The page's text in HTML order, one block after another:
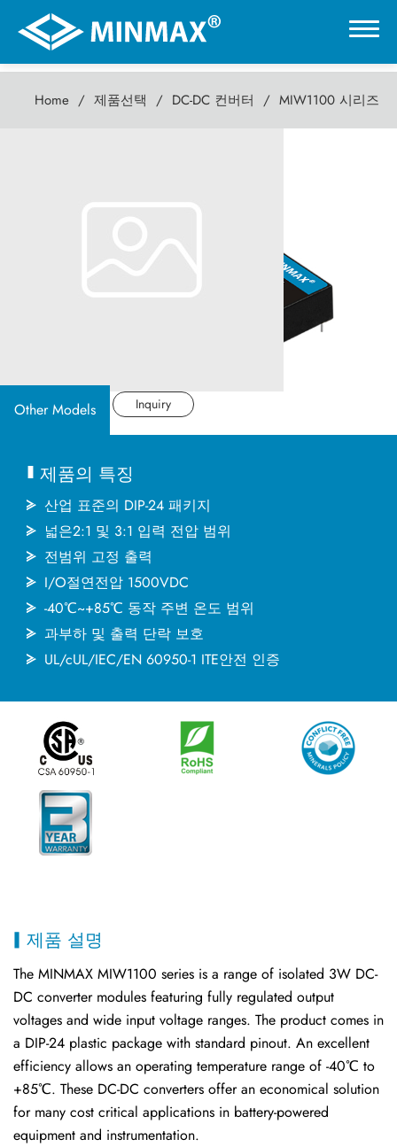
Home 제품선택 DC-DC 컨버터 MIW1100 시리즈
Other Models
데이터시트 Inquiry
제품의 특징
산업 표준의 DIP-24 패키지
넓은2:1 및 3:1 입력 전압 범위
전범위 고정 출력
I/O절연전압 1500VDC
-40℃~+85℃ 동작 주변 온도 범위
과부하 및 출력 단락 보호
UL/cUL/IEC/EN 60950-1 ITE안전 인증
제품 설명
The MINMAX MIW1100 series is a range of isolated 3W DC-
DC converter modules featuring fully regulated output
voltages and wide input voltage ranges. The product comes in
a DIP-24 plastic package with standard pinout. An excellent
efficiency allows an operating temperature range of -40℃ to
+85℃. These DC-DC converters offer an economical solution
for many cost critical applications in battery-powered
equipment and instrumentation.
0
DC-DC 컨버터
산업 응용분야
MINMAX 소개
최신소식
문의하기
日本语 한국어